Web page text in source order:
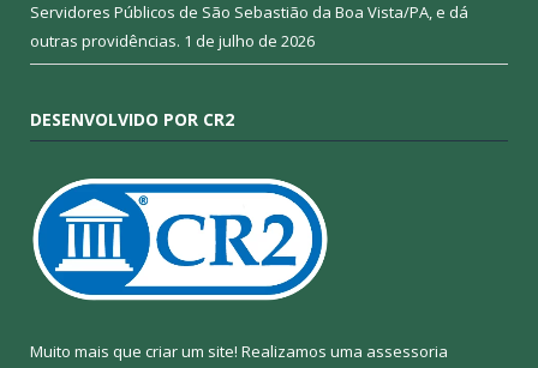
Servidores Públicos de São Sebastião da Boa Vista/PA, e dá
outras providências. 1 de julho de 2026
DESENVOLVIDO POR CR2
Muito mais que criar um site! Realizamos uma assessoria